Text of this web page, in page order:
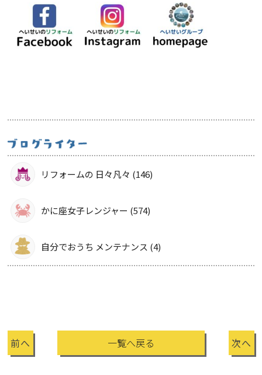
リフォームの 日々凡々 (146)
かに座女子レンジャー (574)
自分でおうち メンテナンス (4)
前へ 一覧へ戻る 次へ